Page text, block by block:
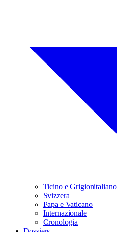
Ticino e Grigionitaliano
Svizzera
Papa e Vaticano
Internazionale
Cronologia